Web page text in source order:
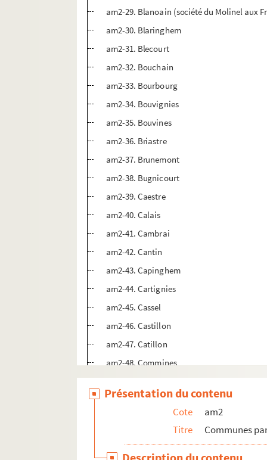
am2-29. Blanoain (société du Molinel aux
am2-30. Blaringhem
am2-31. Blecourt
am2-32. Bouchain
am2-33. Bourbourg
am2-34. Bouvignies
am2-35. Bouvines
am2-36. Briastre
am2-37. Brunemont
am2-38. Bugnicourt
am2-39. Caestre
am2-40. Calais
am2-41. Cambrai
am2-42. Cantin
am2-43. Capinghem
am2-44. Cartignies
am2-45. Cassel
am2-46. Castillon
am2-47. Catillon
am2-48. Commines
am2-49. Condé (2 dossiers)
am2-50. Corbehem
am2-51. Courrières
am2-53. Cuincy
Présentation du contenu
Cote
am2
Titre
Communes